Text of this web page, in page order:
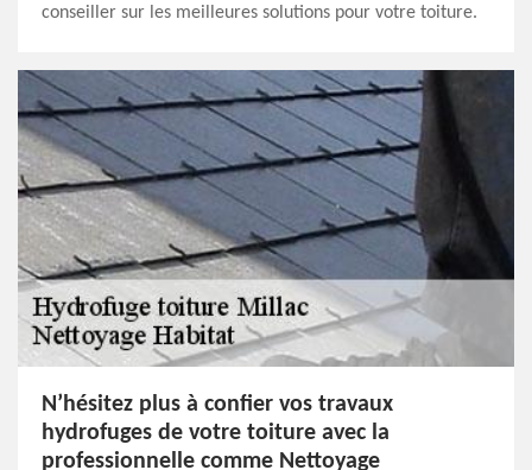
conseiller sur les meilleures solutions pour votre toiture.
N’hésitez plus à confier vos travaux
hydrofuges de votre toiture avec la
professionnelle comme Nettoyage